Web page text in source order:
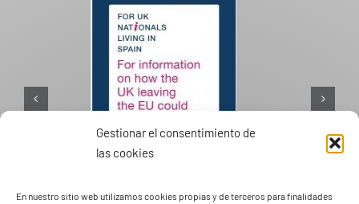
Gestionar el consentimiento de
las cookies
En nuestro sitio web utilizamos cookies propias y de terceros para finalidades
PASEOS EN CAMELLO